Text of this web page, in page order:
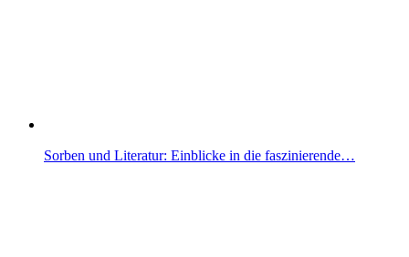
Sorben und Literatur: Einblicke in die faszinierende…